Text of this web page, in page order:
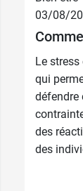
03/08/
Le
qui
défendre
des
des